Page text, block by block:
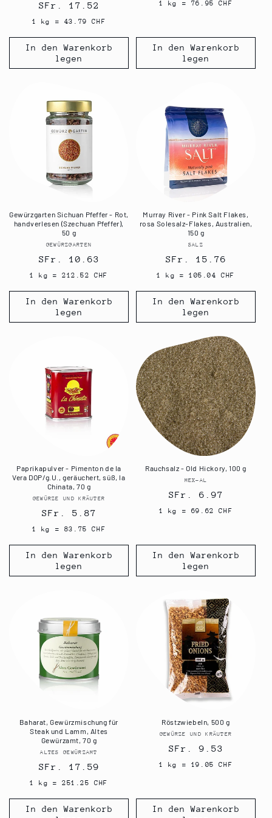
Normaler
Preis
SFr. 17.52
1 kg = 43.79 CHF
In den Warenkorb
legen
1 kg = 76.95 CHF
In den Warenkorb
legen
Gewürzgarten Sichuan Pfeffer - Rot,
handverlesen (Szechuan Pfeffer),
50 g
Anbieter:
GEWÜRZGARTEN
Normaler
Preis
SFr. 10.63
1 kg = 212.52 CHF
In den Warenkorb
legen
Murray River - Pink Salt Flakes,
rosa Solesalz-Flakes, Australien,
150 g
Anbieter:
SALZ
Normaler
Preis
SFr. 15.76
1 kg = 105.04 CHF
In den Warenkorb
legen
Paprikapulver - Pimenton de la
Vera DOP/g.U., geräuchert, süß, la
Chinata, 70 g
Anbieter:
GEWÜRZE UND KRÄUTER
Normaler
Preis
SFr. 5.87
1 kg = 83.75 CHF
In den Warenkorb
legen
Rauchsalz - Old Hickory, 100 g
Anbieter:
MEX-AL
Normaler
Preis
SFr. 6.97
1 kg = 69.62 CHF
In den Warenkorb
legen
Baharat, Gewürzmischung für
Steak und Lamm, Altes
Gewürzamt, 70 g
Anbieter:
ALTES GEWÜRZAMT
Normaler
Preis
SFr. 17.59
1 kg = 251.25 CHF
In den Warenkorb
Röstzwiebeln, 500 g
Anbieter:
GEWÜRZE UND KRÄUTER
Normaler
Preis
SFr. 9.53
1 kg = 19.05 CHF
In den Warenkorb